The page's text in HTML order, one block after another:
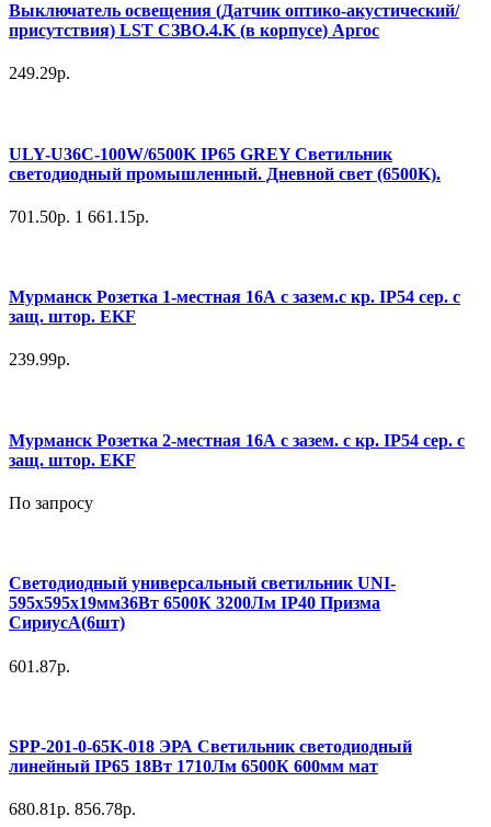
Выключатель освещения (Датчик оптико-акустический/
присутствия) LST СЗВО.4.K (в корпусе) Аргос
249.29р.
ULY-U36C-100W/6500K IP65 GREY Светильник
светодиодный промышленный. Дневной свет (6500K).
701.50р. 1 661.15р.
Мурманск Розетка 1-местная 16А с зазем.с кр. IP54 сер. с
защ. штор. EKF
239.99р.
Мурманск Розетка 2-местная 16А с зазем. с кр. IP54 сер. с
защ. штор. EKF
По запросу
Светодиодный универсальный светильник UNI-
595х595х19мм36Вт 6500К 3200Лм IP40 Призма
СириусА(6шт)
601.87р.
SPP-201-0-65K-018 ЭРА Светильник светодиодный
линейный IP65 18Вт 1710Лм 6500К 600мм мат
680.81р. 856.78р.